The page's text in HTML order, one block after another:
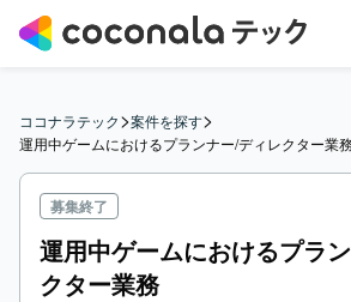
ココナラテック>案件を探す>
運用中ゲームにおけるプランナー/ディレクター業
募集終了
運用中ゲームにおけるプラ
クター業務